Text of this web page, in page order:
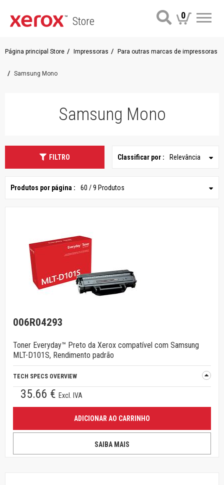
Store 0
Página principal Store Impressoras Para outras marcas de impressoras
Samsung Mono
Samsung Mono
FILTRO Classificar por : Relevância
Produtos por página : 60 / 9 Produtos
006R04293
Toner Everyday™ Preto da Xerox compatível com Samsung
MLT-D101S, Rendimento padrão
TECH SPECS OVERVIEW
35.66 € Excl. IVA
ADICIONAR AO CARRINHO
SAIBA MAIS